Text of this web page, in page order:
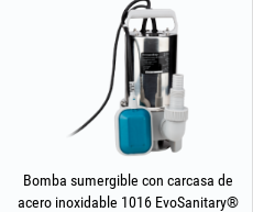
Bomba sumergible con carcasa de
acero inoxidable 1016 EvoSanitary®